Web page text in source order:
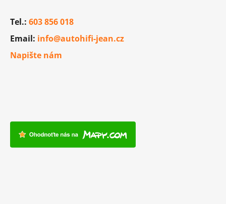
Tel.: 603 856 018
Email: info@autohifi-jean.cz
Napište nám